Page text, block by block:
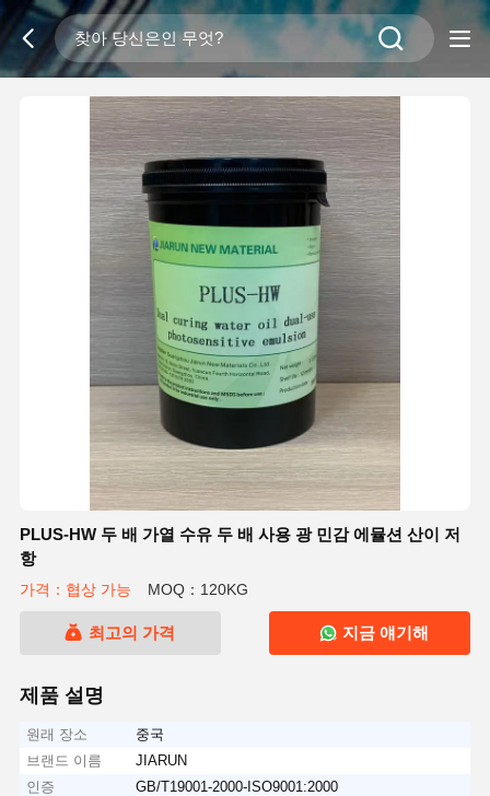
PLUS-HW 두 배 가열 수유 두 배 사용 광 민감 에뮬션 산이 저
항
가격：협상 가능 MOQ：120KG
최고의 가격 지금 얘기해
제품 설명
원래 장소
중국
브랜드 이름
JIARUN
인증
GB/T19001-2000-ISO9001:2000